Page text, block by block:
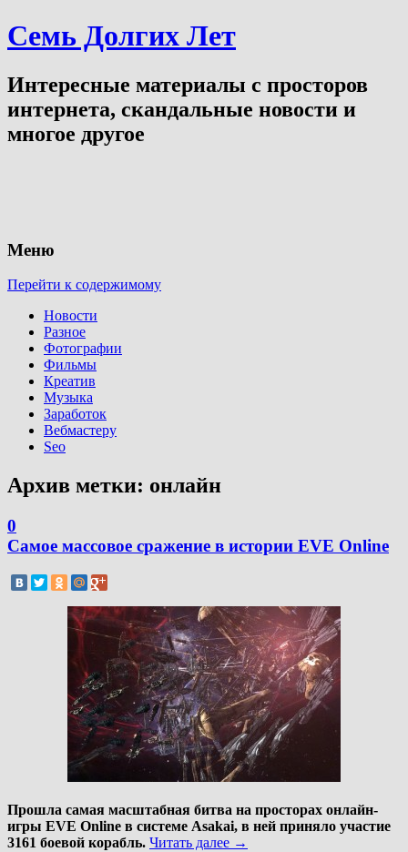
Семь Долгих Лет
Интересные материалы с просторов
интернета, скандальные новости и
многое другое
Меню
Перейти к содержимому
Новости
Разное
Фотографии
Фильмы
Креатив
Музыка
Заработок
Вебмастеру
Seo
Архив метки: онлайн
0
Самое массовое сражение в истории EVE Online
Прошла самая масштабная битва на просторах онлайн-
игры EVE Online в системе Asakai, в ней приняло участие
3161 боевой корабль. Читать далее →